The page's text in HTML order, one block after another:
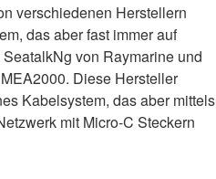
verschiedenen Herstellern
das aber fast immer auf
von Raymarine und
Diese Hersteller
Kabelsystem, das aber mittels
mit Micro-C Steckern